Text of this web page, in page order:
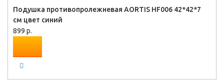
Подушка противопролежневая AORTIS HF006 42*42*7
см цвет синий
899 р.